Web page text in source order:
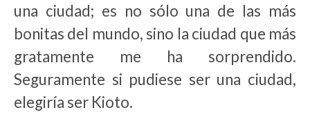
una ciudad; es no sólo una de las más
bonitas del mundo, sino la ciudad que más
gratamente me ha sorprendido.
Seguramente si pudiese ser una ciudad,
elegiría ser Kioto.